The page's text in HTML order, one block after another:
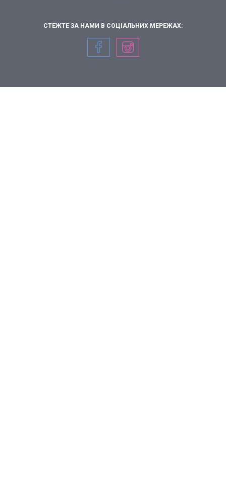
СТЕЖТЕ ЗА НАМИ В СОЦІАЛЬНИХ МЕРЕЖАХ: